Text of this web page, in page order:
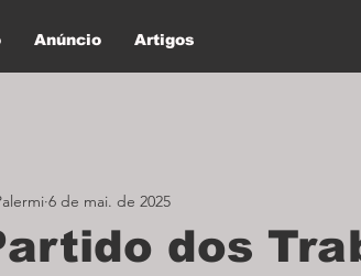
Anúncio Artigos
dos
6 de mai. de 2025